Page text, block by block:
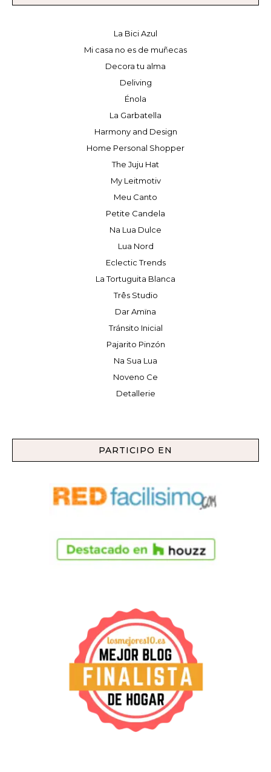
La Bici Azul
Mi casa no es de muñecas
Decora tu alma
Deliving
Énola
La Garbatella
Harmony and Design
Home Personal Shopper
The Juju Hat
My Leitmotiv
Meu Canto
Petite Candela
Na Lua Dulce
Lua Nord
Eclectic Trends
La Tortuguita Blanca
Três Studio
Dar Amïna
Tránsito Inicial
Pajarito Pinzón
Na Sua Lua
Noveno Ce
Detallerie
PARTICIPO EN